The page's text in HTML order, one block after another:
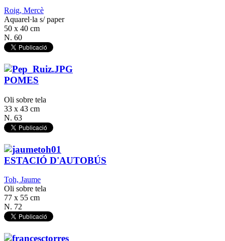
Roig, Mercè
Aquarel·la s/ paper
50 x 40 cm
N. 60
POMES
Oli sobre tela
33 x 43 cm
N. 63
ESTACIÓ D'AUTOBÚS
Toh, Jaume
Oli sobre tela
77 x 55 cm
N. 72